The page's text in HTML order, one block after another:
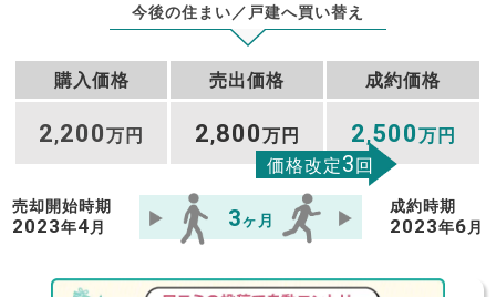
今後の住まい／戸建へ買い替え
購入価格 売出価格 成約価格
2,200万円 2,800万円 2,500万円
価格改定3回
売却開始時期
2023年4 月 3ヶ月
成約時期
2023年6 月